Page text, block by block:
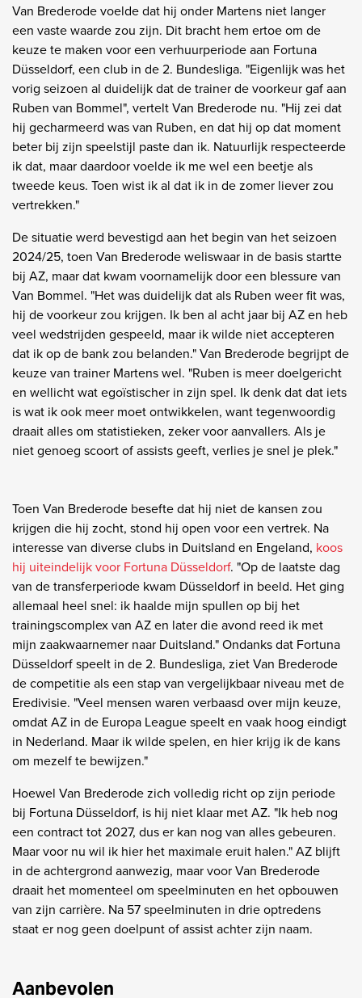
Van Brederode voelde dat hij onder Martens niet langer
een vaste waarde zou zijn. Dit bracht hem ertoe om de
keuze te maken voor een verhuurperiode aan Fortuna
Düsseldorf, een club in de 2. Bundesliga. "Eigenlijk was het
vorig seizoen al duidelijk dat de trainer de voorkeur gaf aan
Ruben van Bommel", vertelt Van Brederode nu. "Hij zei dat
hij gecharmeerd was van Ruben, en dat hij op dat moment
beter bij zijn speelstijl paste dan ik. Natuurlijk respecteerde
ik dat, maar daardoor voelde ik me wel een beetje als
tweede keus. Toen wist ik al dat ik in de zomer liever zou
vertrekken."
De situatie werd bevestigd aan het begin van het seizoen
2024/25, toen Van Brederode weliswaar in de basis startte
bij AZ, maar dat kwam voornamelijk door een blessure van
Van Bommel. "Het was duidelijk dat als Ruben weer fit was,
hij de voorkeur zou krijgen. Ik ben al acht jaar bij AZ en heb
veel wedstrijden gespeeld, maar ik wilde niet accepteren
dat ik op de bank zou belanden." Van Brederode begrijpt de
keuze van trainer Martens wel. "Ruben is meer doelgericht
en wellicht wat egoïstischer in zijn spel. Ik denk dat dat iets
is wat ik ook meer moet ontwikkelen, want tegenwoordig
draait alles om statistieken, zeker voor aanvallers. Als je
niet genoeg scoort of assists geeft, verlies je snel je plek."
Toen Van Brederode besefte dat hij niet de kansen zou
krijgen die hij zocht, stond hij open voor een vertrek. Na
interesse van diverse clubs in Duitsland en Engeland, koos
hij uiteindelijk voor Fortuna Düsseldorf. "Op de laatste dag
van de transferperiode kwam Düsseldorf in beeld. Het ging
allemaal heel snel: ik haalde mijn spullen op bij het
trainingscomplex van AZ en later die avond reed ik met
mijn zaakwaarnemer naar Duitsland." Ondanks dat Fortuna
Düsseldorf speelt in de 2. Bundesliga, ziet Van Brederode
de competitie als een stap van vergelijkbaar niveau met de
Eredivisie. "Veel mensen waren verbaasd over mijn keuze,
omdat AZ in de Europa League speelt en vaak hoog eindigt
in Nederland. Maar ik wilde spelen, en hier krijg ik de kans
om mezelf te bewijzen."
Hoewel Van Brederode zich volledig richt op zijn periode
bij Fortuna Düsseldorf, is hij niet klaar met AZ. "Ik heb nog
een contract tot 2027, dus er kan nog van alles gebeuren.
Maar voor nu wil ik hier het maximale eruit halen." AZ blijft
in de achtergrond aanwezig, maar voor Van Brederode
draait het momenteel om speelminuten en het opbouwen
van zijn carrière. Na 57 speelminuten in drie optredens
staat er nog geen doelpunt of assist achter zijn naam.
Aanbevolen